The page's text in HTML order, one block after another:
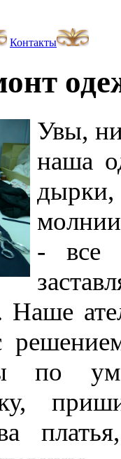
Контакты
Увы,
наша
- все
по